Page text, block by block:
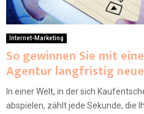
Internet-Marketing
So gewinnen Sie mit
Agentur langfristig
In einer Welt, in der sich
abspielen, zählt jede Sekunde, die